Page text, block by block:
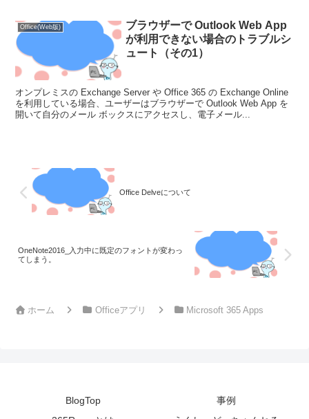
Office(Web版)
ブラウザーで Outlook Web App
が利用できない場合のトラブルシ
ュート（その1）
オンプレミスの Exchange Server や Office 365 の Exchange Online
を利用している場合、ユーザーはブラウザーで Outlook Web App を
開いて自分のメール ボックスにアクセスし、電子メール...
Office Delveについて
OneNote2016_入力中に既定のフォントが変わっ
てしまう。
ホーム Officeアプリ Microsoft 365 Apps
BlogTop
事例